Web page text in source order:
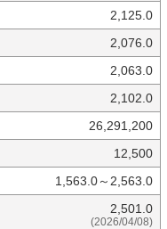
2,125.0
2,076.0
2,063.0
2,102.0
26,291,200
12,500
1,563.0～2,563.0
2,501.0
(2026/04/08)